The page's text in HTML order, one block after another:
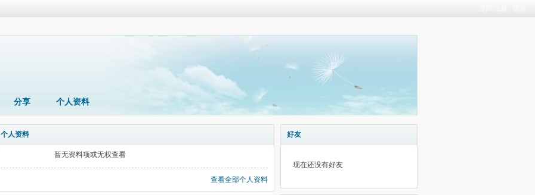
分享 个人资料
个人资料
暂无资料项或无权查看
查看全部个人资料
好友
现在还没有好友